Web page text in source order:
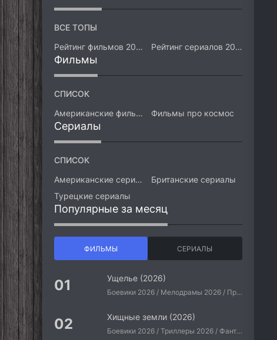
ВСЕ ТОПЫ
Рейтинг фильмов 2026
Рейтинг сериалов 2026
Фильмы
СПИСОК
Американские фильмы
Фильмы про космос
Сериалы
СПИСОК
Американские сериалы
Британские сериалы
Турецкие сериалы
Популярные за месяц
ФИЛЬМЫ СЕРИАЛЫ
Ущелье (2026)
Боевики 2026 / Мелодрамы 2026 / Приключения 2026 / Ужасы 2026 / Фантастические 2026 / Зарубежные фильмы 2026 / Американские фильмы / Фильмы 2026
Хищные земли (2026)
Боевики 2026 / Триллеры 2026 / Фантастические 2026 / Зарубежные фильмы 2026 / Американские фильмы / Фильмы 2026